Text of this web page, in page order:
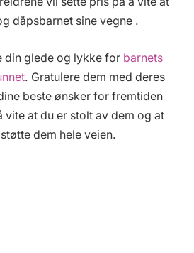
dåpsbarnet sine vegne .
din glede og lykke for barnets
. Gratulere dem med deres
beste ønsker for fremtiden
vite at du er stolt av dem og at
dem hele veien.